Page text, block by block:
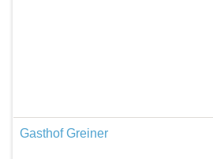
Gasthof Greiner